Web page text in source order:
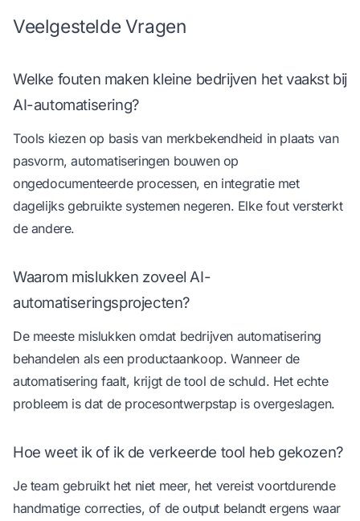
Veelgestelde Vragen
Welke fouten maken kleine bedrijven het vaakst bij
AI-automatisering?
Tools kiezen op basis van merkbekendheid in plaats van
pasvorm, automatiseringen bouwen op
ongedocumenteerde processen, en integratie met
dagelijks gebruikte systemen negeren. Elke fout versterkt
de andere.
Waarom mislukken zoveel AI-
automatiseringsprojecten?
De meeste mislukken omdat bedrijven automatisering
behandelen als een productaankoop. Wanneer de
automatisering faalt, krijgt de tool de schuld. Het echte
probleem is dat de procesontwerpstap is overgeslagen.
Hoe weet ik of ik de verkeerde tool heb gekozen?
Je team gebruikt het niet meer, het vereist voortdurende
handmatige correcties, of de output belandt ergens waar